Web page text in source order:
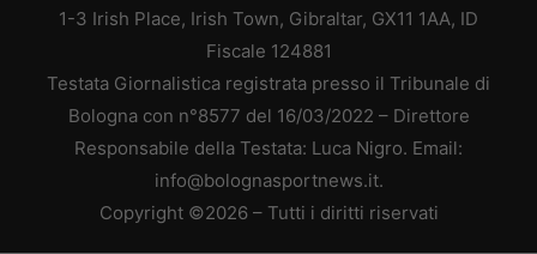
1-3 Irish Place, Irish Town, Gibraltar, GX11 1AA, ID
Fiscale 124881
Testata Giornalistica registrata presso il Tribunale di
Bologna con n°8577 del 16/03/2022 – Direttore
Responsabile della Testata: Luca Nigro. Email:
info@bolognasportnews.it.
Copyright ©2026 – Tutti i diritti riservati